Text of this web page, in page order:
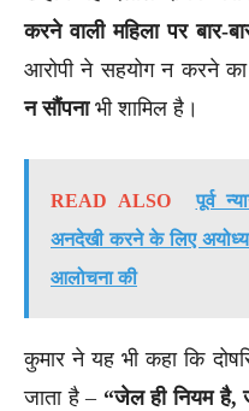
करने वाली महिला पर बार-
आरोपी ने सहयोग न करने
न सौंपनाभी शामिल है।
READ ALSO
पूर्व
अनदेखी करने के लिए
आलोचना की
कुमार ने यह भी कहा कि
जाता है – “जेल ही नियम है,